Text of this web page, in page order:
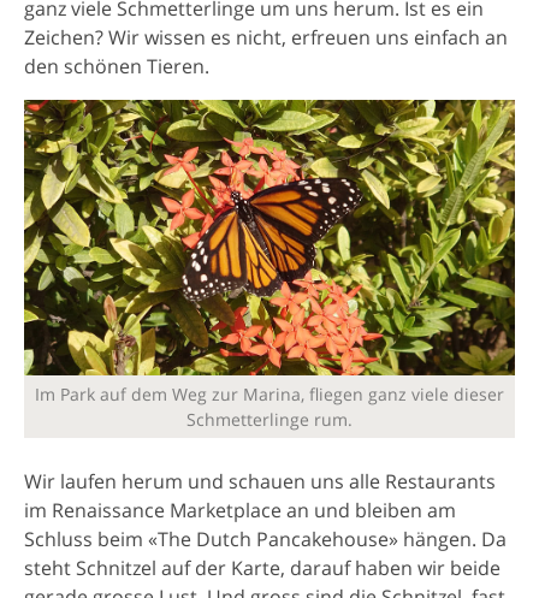
ganz viele Schmetterlinge um uns herum. Ist es ein
Zeichen? Wir wissen es nicht, erfreuen uns einfach an
den schönen Tieren.
Im Park auf dem Weg zur Marina, fliegen ganz viele dieser
Schmetterlinge rum.
Wir laufen herum und schauen uns alle Restaurants
im Renaissance Marketplace an und bleiben am
Schluss beim «The Dutch Pancakehouse» hängen. Da
steht Schnitzel auf der Karte, darauf haben wir beide